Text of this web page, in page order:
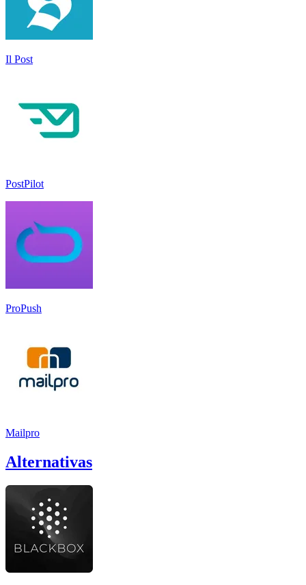
Il Post
PostPilot
ProPush
Mailpro
Alternativas